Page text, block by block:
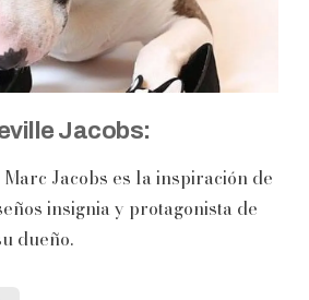
Jacobs:
Jacobs es la inspiración de
insignia y protagonista de
dueño.